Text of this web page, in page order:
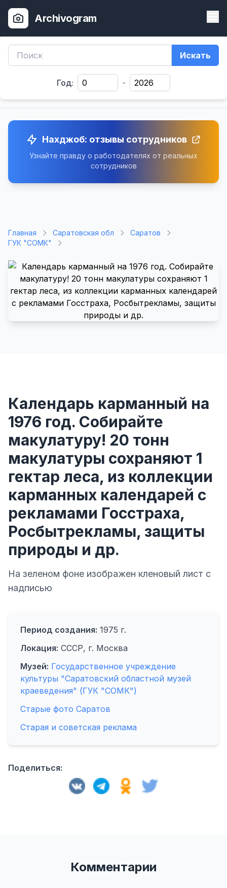
Archivogram
Искать
Год: -
Нахджоб: отзывы сотрудников
Узнайте правду о работодателях от реальных
сотрудников
Главная Саратовская обл
Саратов
ГУК "СОМК"
Календарь карманный на
1976 год. Собирайте
макулатуру! 20 тонн
макулатуры сохраняют 1
гектар леса, из коллекции
карманных календарей с
рекламами Госстраха,
Росбытрекламы, защиты
природы и др.
На зеленом фоне изображен кленовый лист с
надписью
Период создания: 1975 г.
Локация: СССР, г. Москва
Музей: Государственное учреждение
культуры "Саратовский областной музей
краеведения" (ГУК "СОМК")
Старые фото Саратов
Старая и советская реклама
Поделиться:
Комментарии